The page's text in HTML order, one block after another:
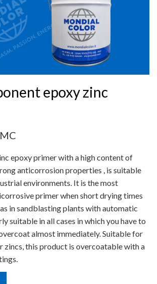
epoxy zinc
epoxy primer with a high content of
anticorrosion properties , is suitable
environments. It is the most
primer when short drying times
in sandblasting plants with automatic
suitable in all cases in which you have to
almost immediately. Suitable for
zincs, this product is overcoatable with a